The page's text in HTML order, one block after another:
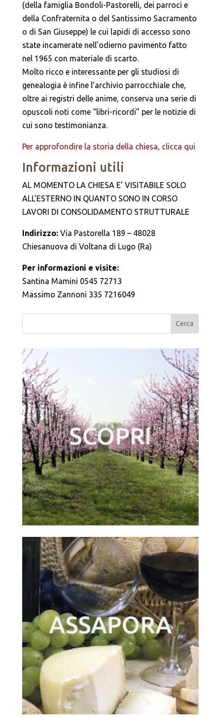
(della famiglia Bondoli-Pastorelli, dei parroci e
della Confraternita o del Santissimo Sacramento
o di San Giuseppe) le cui lapidi di accesso sono
state incamerate nell’odierno pavimento fatto
nel 1965 con materiale di scarto.
Molto ricco e interessante per gli studiosi di
genealogia è infine l’archivio parrocchiale che,
oltre ai registri delle anime, conserva una serie di
opuscoli noti come “libri-ricordi” per le notizie di
cui sono testimonianza.
Per approfondire la storia della chiesa, clicca qui
Informazioni utili
AL MOMENTO LA CHIESA E’ VISITABILE SOLO
ALL’ESTERNO IN QUANTO SONO IN CORSO
LAVORI DI CONSOLIDAMENTO STRUTTURALE
Indirizzo:Via Pastorella 189 – 48028
Chiesanuova di Voltana di Lugo (Ra)
Per informazioni e visite:
Santina Mamini 0545 72713
Massimo Zannoni 335 7216049